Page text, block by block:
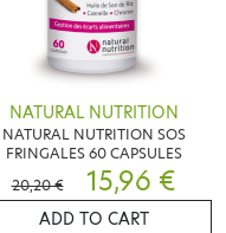
NATURAL NUTRITION
NATURAL NUTRITION SOS
FRINGALES 60 CAPSULES
20,20 €
15,96 €
ADD TO CART